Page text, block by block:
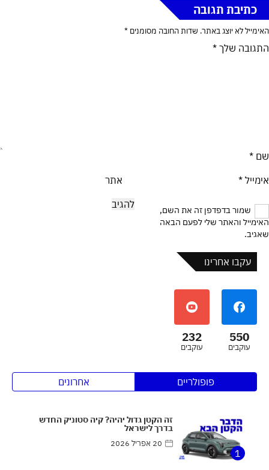
כתיבת תגובה
האימייל לא יוצג באתר. שדות החובה מסומנים *
התגובה שלך *
שם *
אימייל * אתר
שמור בדפדפן זה את השם,
האימייל והאתר שלי לפעם הבאה
שאגיב.
עקבו אחרינו
550
עוקבים
232
עוקבים
פופולריים אחרונים
1
זה הקטן גדול יהיה? קיה סטוניק החדש
בדרך לישראל
20 אפריל 2026